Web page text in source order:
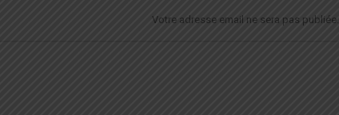
Votre adresse email ne sera pas publiée.